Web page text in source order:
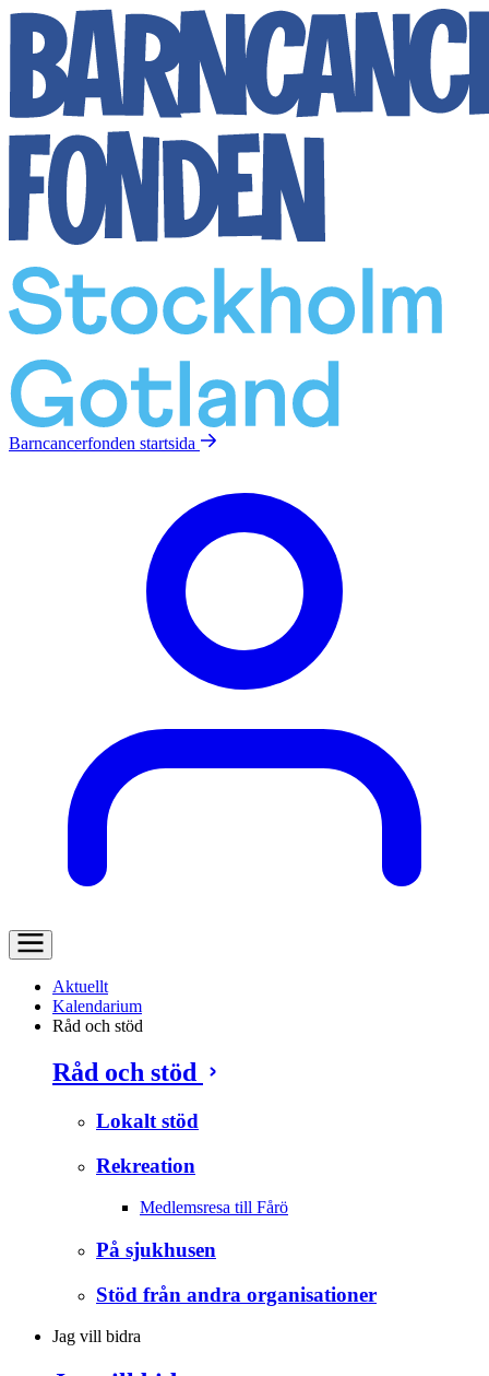
Barncancerfonden startsida
Aktuellt
Kalendarium
Råd och stöd
Råd och stöd
Lokalt stöd
Rekreation
Medlemsresa till Fårö
På sjukhusen
Stöd från andra organisationer
Jag vill bidra